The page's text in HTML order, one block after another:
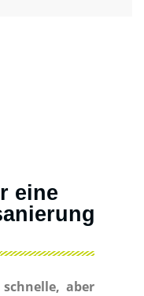
eine
schnelle, aber